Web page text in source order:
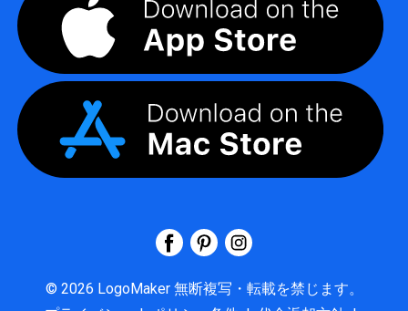
© 2026 LogoMaker 無断複写・転載を禁じます。